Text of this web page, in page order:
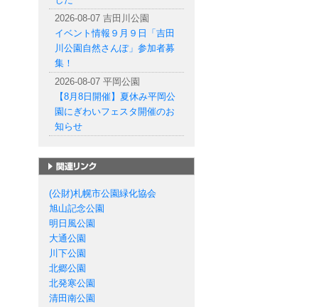
2026-08-07 吉田川公園
イベント情報９月９日「吉田
川公園自然さんぽ」参加者募
集！
2026-08-07 平岡公園
【8月8日開催】夏休み平岡公
園にぎわいフェスタ開催のお
知らせ
(公財)札幌市公園緑化協会
旭山記念公園
明日風公園
大通公園
川下公園
北郷公園
北発寒公園
清田南公園